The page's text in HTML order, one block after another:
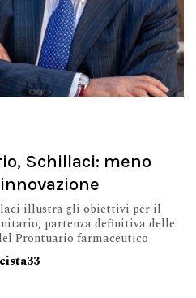
Schillaci: meno
illustra gli obiettivi per il
partenza definitiva delle
Prontuario farmaceutico